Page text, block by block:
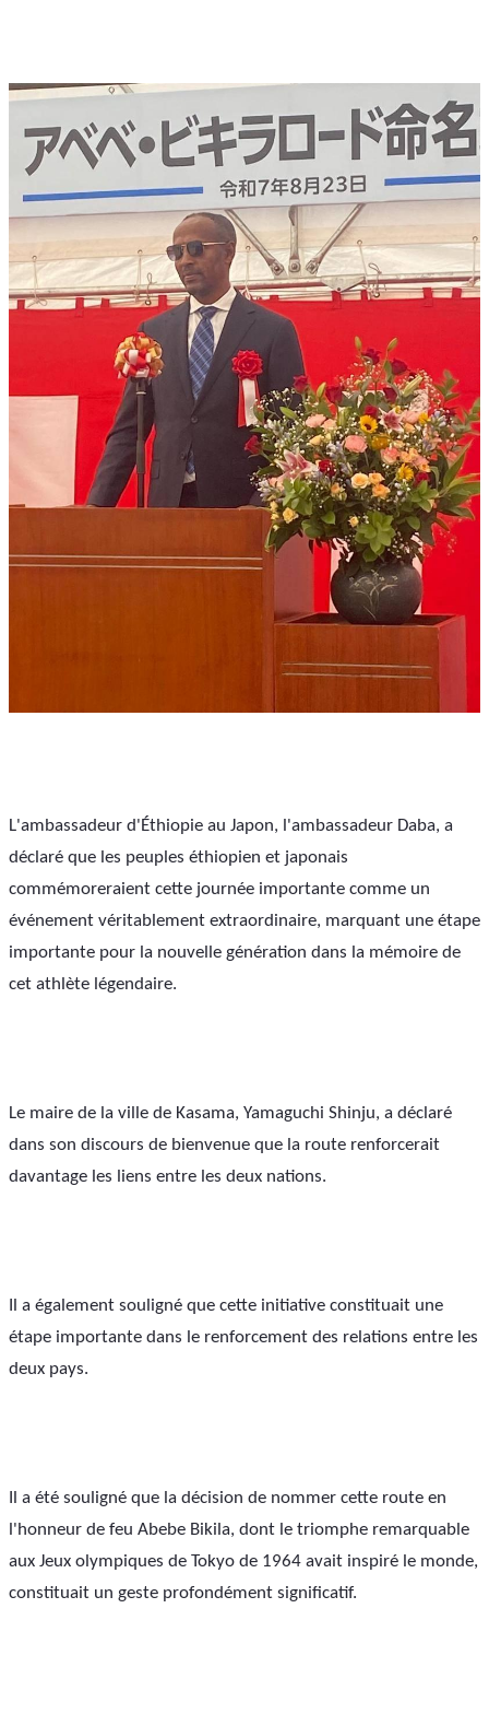
L'ambassadeur d'Éthiopie au Japon, l'ambassadeur Daba, a
déclaré que les peuples éthiopien et japonais
commémoreraient cette journée importante comme un
événement véritablement extraordinaire, marquant une étape
importante pour la nouvelle génération dans la mémoire de
cet athlète légendaire.
Le maire de la ville de Kasama, Yamaguchi Shinju, a déclaré
dans son discours de bienvenue que la route renforcerait
davantage les liens entre les deux nations.
Il a également souligné que cette initiative constituait une
étape importante dans le renforcement des relations entre les
deux pays.
Il a été souligné que la décision de nommer cette route en
l'honneur de feu Abebe Bikila, dont le triomphe remarquable
aux Jeux olympiques de Tokyo de 1964 avait inspiré le monde,
constituait un geste profondément significatif.